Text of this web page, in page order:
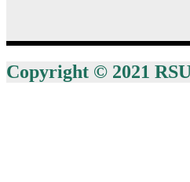
Copyright © 2021